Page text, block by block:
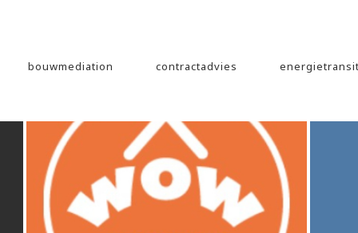
bouwmediation contractadvies